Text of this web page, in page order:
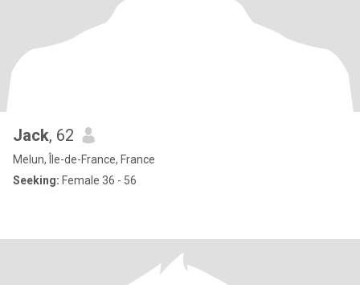
Jack, 62
Melun, Île-de-France, France
Seeking: Female 36 - 56